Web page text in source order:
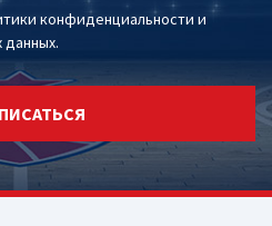
конфиденциальности и
данных.